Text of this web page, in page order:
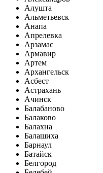
Алушта
Альметьевск
Анапа
Апрелевка
Арзамас
Армавир
Артем
Архангельск
Асбест
Астрахань
Ачинск
Балабаново
Балаково
Балахна
Балашиха
Барнаул
Батайск
Белгород